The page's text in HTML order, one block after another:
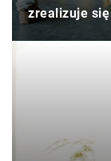
zrealizuje